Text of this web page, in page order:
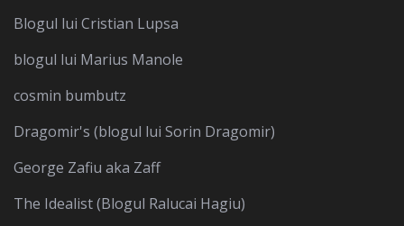
Blogul lui Cristian Lupsa
blogul lui Marius Manole
cosmin bumbutz
Dragomir's (blogul lui Sorin Dragomir)
George Zafiu aka Zaff
The Idealist (Blogul Ralucai Hagiu)